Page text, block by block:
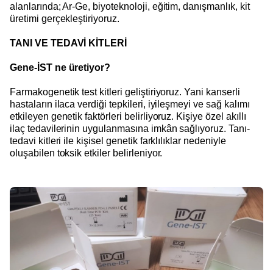
alanlarında; Ar-Ge, biyoteknoloji, eğitim, danışmanlık, kit
üretimi gerçekleştiriyoruz.
TANI VE TEDAVİ KİTLERİ
Gene-İST ne üretiyor?
Farmakogenetik test kitleri geliştiriyoruz. Yani kanserli
hastaların ilaca verdiği tepkileri, iyileşmeyi ve sağ kalımı
etkileyen genetik faktörleri belirliyoruz. Kişiye özel akıllı
ilaç tedavilerinin uygulanmasına imkân sağlıyoruz. Tanı-
tedavi kitleri ile kişisel genetik farklılıklar nedeniyle
oluşabilen toksik etkiler belirleniyor.